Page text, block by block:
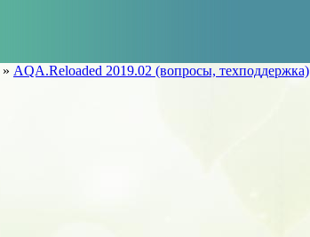
» AQA.Reloaded 2019.02 (вопросы, техподдержка)